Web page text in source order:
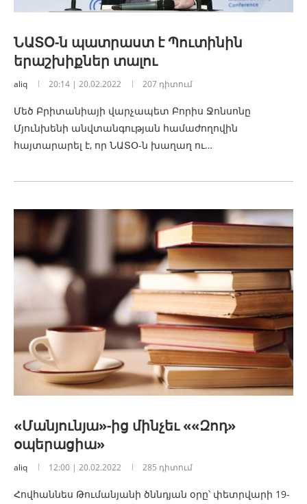
ՆԱՏՕ-ն պատրաստ է Պուտինին
երաշխիքներ տալու
aliq 20:14 | 20.02.2022 207 դիտում
Մեծ Բրիտանիայի վարչապետ Բորիս Ջոնսոնը
Մյունխենի անվտանգության համաժողովին
հայտարարել է, որ ՆԱՏՕ-ն խաղաղ ու…
«Մանյունյա»-ից մինչեւ ««Զոդ»
օպերացիա»
aliq 12:00 | 20.02.2022 285 դիտում
Հովհաննես Թումանյանի ծննդյան օրը՝ փետրվարի 19-